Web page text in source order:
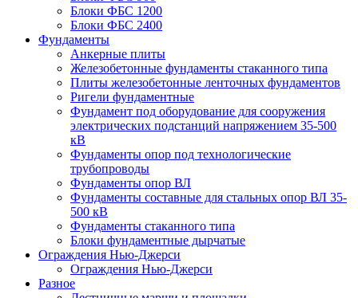
Блоки ФБС 1200
Блоки ФБС 2400
Фундаменты
Анкерные плиты
Железобетонные фундаменты стаканного типа
Плиты железобетонные ленточных фундаментов
Ригели фундаментные
Фундамент под оборудование для сооружения
электрических подстанций напряжением 35-500
кВ
Фундаменты опор под технологические
трубопроводы
Фундаменты опор ВЛ
Фундаменты составные для стальных опор ВЛ 35-
500 кВ
Фундаменты стаканного типа
Блоки фундаментные дырчатые
Ограждения Нью-Джерси
Ограждения Нью-Джерси
Разное